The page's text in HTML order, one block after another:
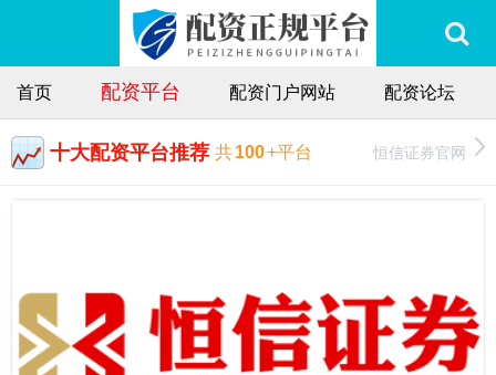
首页 配资平台 配资门户网站 配资论坛
十大配资平台推荐 共100+平台 恒信证券官网